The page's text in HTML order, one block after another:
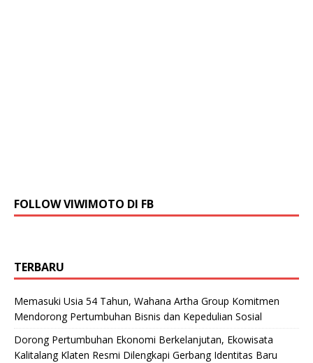
FOLLOW VIWIMOTO DI FB
TERBARU
Memasuki Usia 54 Tahun, Wahana Artha Group Komitmen
Mendorong Pertumbuhan Bisnis dan Kepedulian Sosial
Dorong Pertumbuhan Ekonomi Berkelanjutan, Ekowisata
Kalitalang Klaten Resmi Dilengkapi Gerbang Identitas Baru